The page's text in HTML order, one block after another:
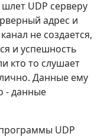
UDP серверу
адрес и
не создается,
и успешность
кто то слушает
Данные ему
- данные
UDP